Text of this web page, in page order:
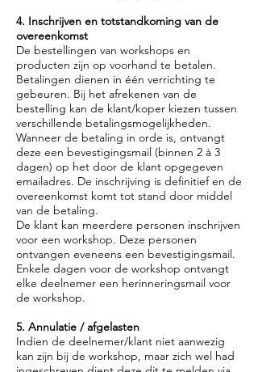
4. Inschrijven en totstandkoming van de
overeenkomst
De bestellingen van workshops en
producten zijn op voorhand te betalen.
Betalingen dienen in één verrichting te
gebeuren. Bij het afrekenen van de
bestelling kan de klant/koper kiezen tussen
verschillende betalingsmogelijkheden.
Wanneer de betaling in orde is, ontvangt
deze een bevestigingsmail (binnen 2 à 3
dagen) op het door de klant opgegeven
emailadres. De inschrijving is definitief en de
overeenkomst komt tot stand door middel
van de betaling.
De klant kan meerdere personen inschrijven
voor een workshop. Deze personen
ontvangen eveneens een bevestigingsmail.
Enkele dagen voor de workshop ontvangt
elke deelnemer een herinneringsmail voor
de workshop.
5. Annulatie / afgelasten
Indien de deelnemer/klant niet aanwezig
kan zijn bij de workshop, maar zich wel had